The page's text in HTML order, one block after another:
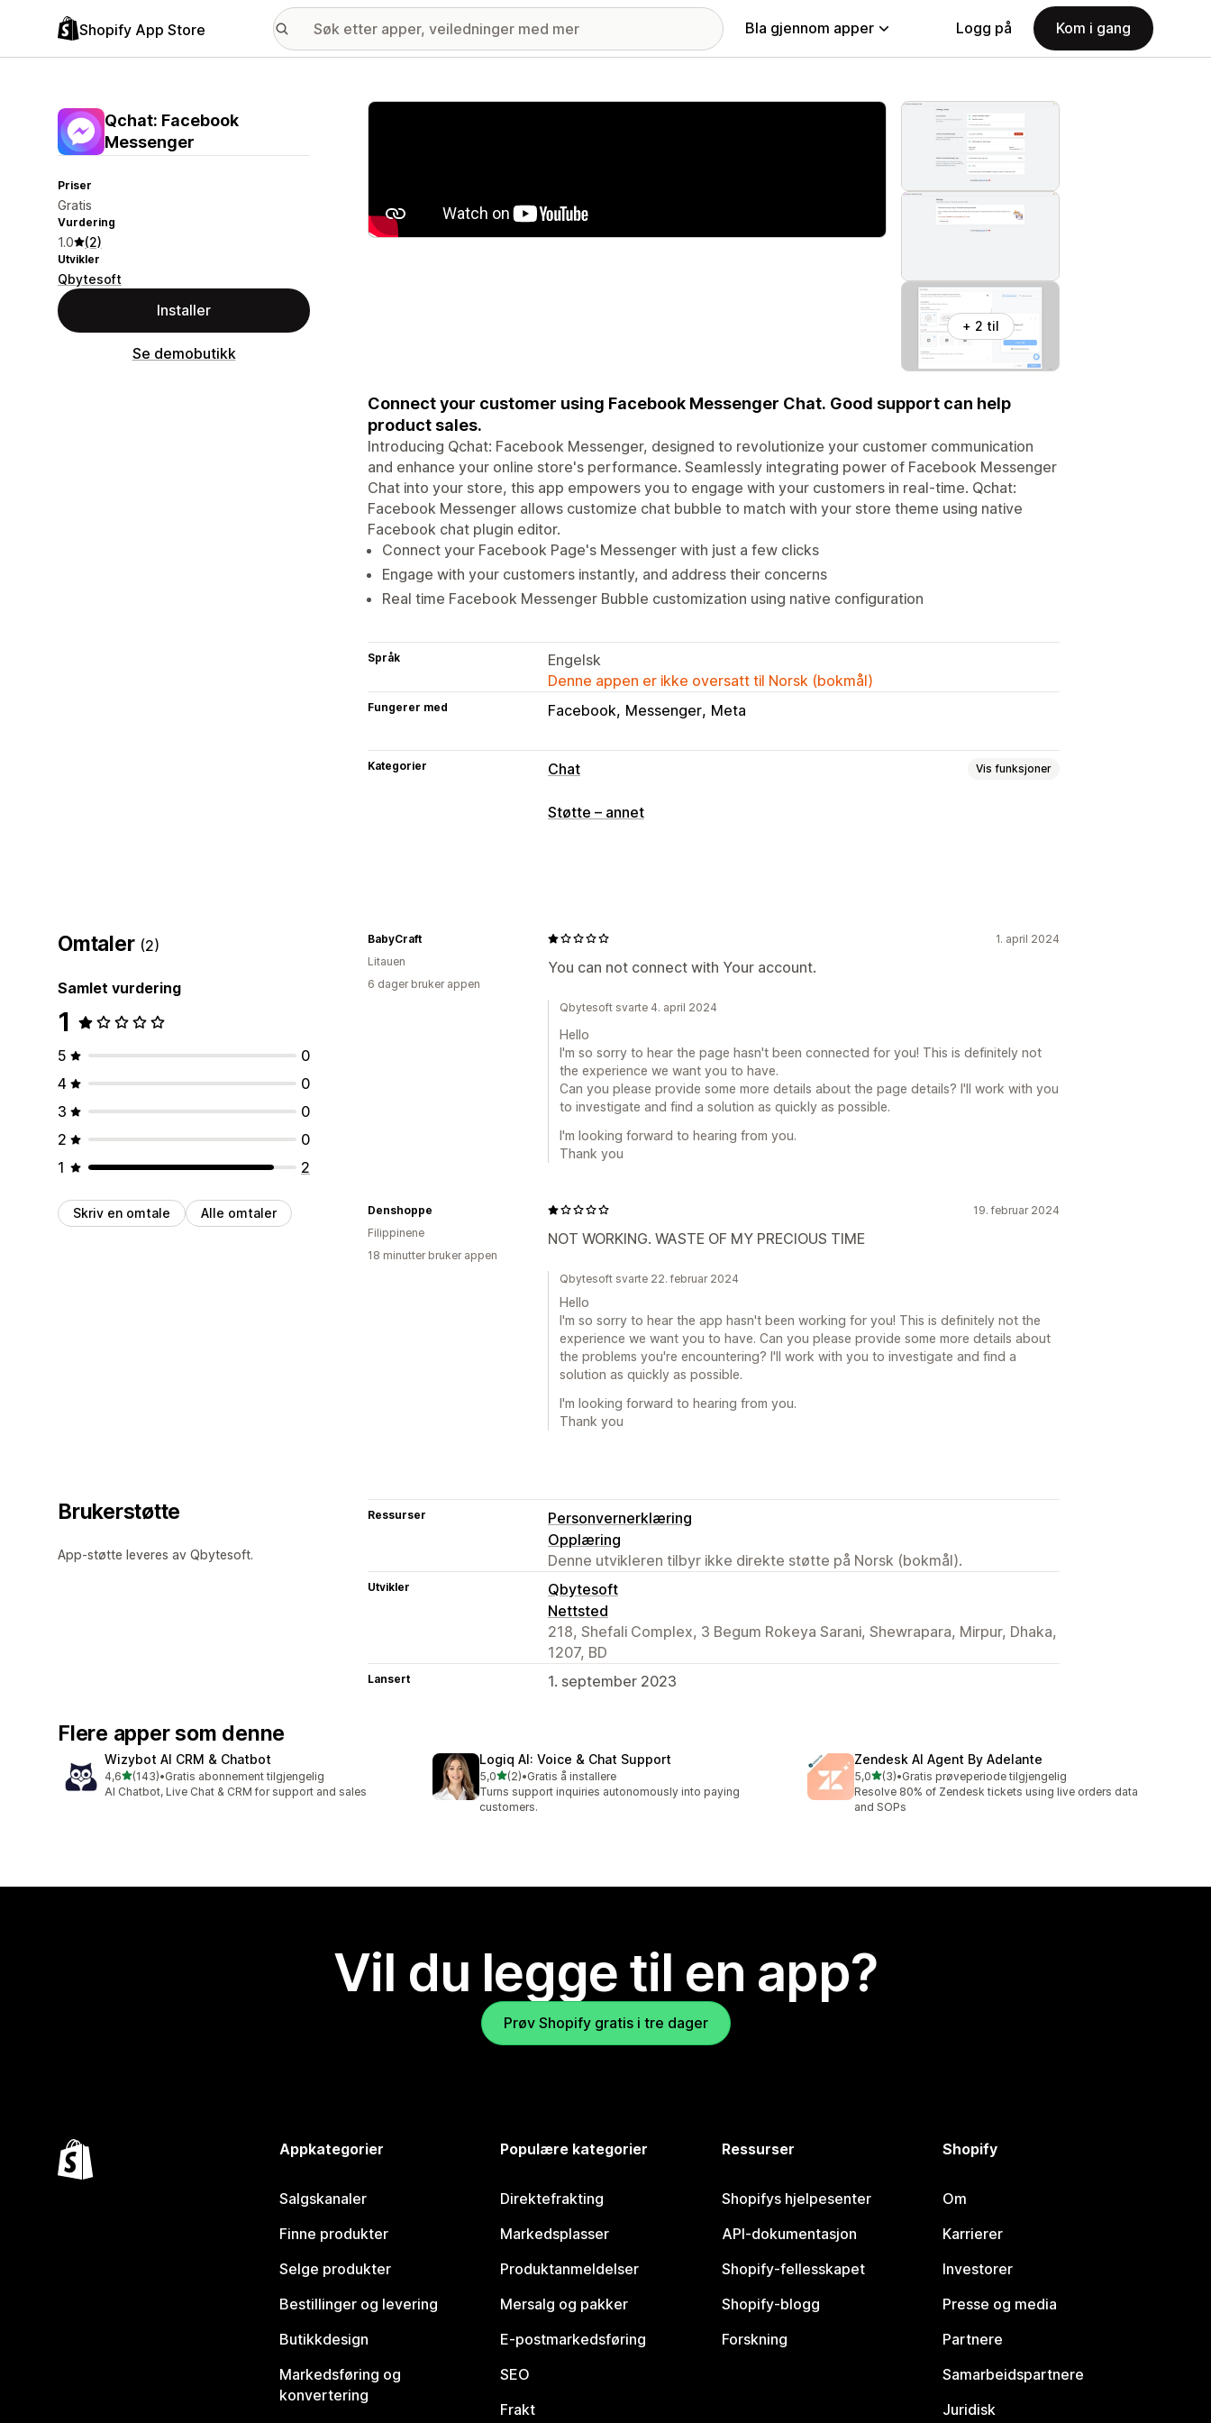
Shopify App Store Bla gjennom apper Logg på Kom i gang
Qchat: Facebook
Messenger
Priser
Gratis
Vurdering
1.0 (2)
Utvikler
Qbytesoft
Installer
Se demobutikk
Galleri med fremhevede bilder
+ 2 til
Connect your customer using Facebook Messenger Chat. Good support can help
product sales.
Introducing Qchat: Facebook Messenger, designed to revolutionize your customer communication
and enhance your online store's performance. Seamlessly integrating power of Facebook Messenger
Chat into your store, this app empowers you to engage with your customers in real-time. Qchat:
Facebook Messenger allows customize chat bubble to match with your store theme using native
Facebook chat plugin editor.
Connect your Facebook Page's Messenger with just a few clicks
Engage with your customers instantly, and address their concerns
Real time Facebook Messenger Bubble customization using native configuration
Språk
Engelsk
Denne appen er ikke oversatt til Norsk (bokmål)
Fungerer med Facebook Messenger Meta
Kategorier Chat Vis funksjoner
Tilpasning
Støtte – annet
Omtaler (2)
Samlet vurdering
1
5
0
4
0
3
0
2
0
1
2
Skriv en omtale Alle omtaler
1. april 2024
You can not connect with Your account.
BabyCraft
Litauen
6 dager bruker appen
Qbytesoft svarte 4. april 2024
Hello
I'm so sorry to hear the page hasn't been connected for you! This is definitely not
the experience we want you to have.
Can you please provide some more details about the page details? I'll work with you
to investigate and find a solution as quickly as possible.
I'm looking forward to hearing from you.
Thank you
19. februar 2024
NOT WORKING. WASTE OF MY PRECIOUS TIME
Denshoppe
Filippinene
18 minutter bruker appen
Qbytesoft svarte 22. februar 2024
Hello
I'm so sorry to hear the app hasn't been working for you! This is definitely not the
experience we want you to have. Can you please provide some more details about
the problems you're encountering? I'll work with you to investigate and find a
solution as quickly as possible.
I'm looking forward to hearing from you.
Thank you
Brukerstøtte
App-støtte leveres av Qbytesoft.
Ressurser
Personvernerklæring
Opplæring
Denne utvikleren tilbyr ikke direkte støtte på Norsk (bokmål).
Utvikler
Qbytesoft
Nettsted
218, Shefali Complex, 3 Begum Rokeya Sarani, Shewrapara, Mirpur, Dhaka,
1207, BD
Lansert 1. september 2023
Flere apper som denne
Wizybot AI CRM & Chatbot
4,6av 5 stjerner
(143)
Totalt 143 omtaler
•Gratis abonnement tilgjengelig
AI Chatbot, Live Chat & CRM for support and sales
Logiq AI: Voice & Chat Support
5,0av 5 stjerner
(2)
Totalt 2 omtaler
•Gratis å installere
Turns support inquiries autonomously into paying
customers.
Zendesk AI Agent By Adelante
5,0av 5 stjerner
(3)
Totalt 3 omtaler
•Gratis prøveperiode tilgjengelig
Resolve 80% of Zendesk tickets using live orders data
and SOPs
Vil du legge til en app?
Prøv Shopify gratis i tre dager
Appkategorier
Salgskanaler
Finne produkter
Selge produkter
Bestillinger og levering
Butikkdesign
Markedsføring og
konvertering
Populære kategorier
Direktefrakting
Markedsplasser
Produktanmeldelser
Mersalg og pakker
E-postmarkedsføring
SEO
Frakt
Ressurser
Shopifys hjelpesenter
API-dokumentasjon
Shopify-fellesskapet
Shopify-blogg
Forskning
Shopify
Om
Karrierer
Investorer
Presse og media
Partnere
Samarbeidspartnere
Juridisk